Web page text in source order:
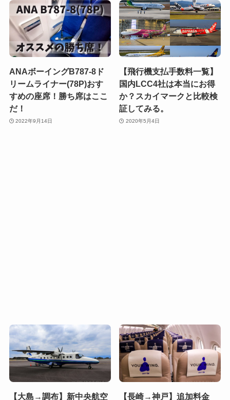
ANAボーイングB787-8ド
リームライナー(78P)おす
すめの座席！勝ち席はここ
だ！
2022年9月14日
【飛行機支払手数料一覧】
国内LCC4社は本当にお得
か？スカイマークと比較検
証してみる。
2020年5月4日
【大島→調布】新中央航空 【長崎→神戸】追加料金